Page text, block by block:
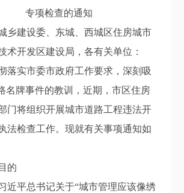
专项检查的通知
建设委、东城、西城区住房城市
术开发区建设局，各有关单位：
实市委市政府工作要求，深刻吸
名牌事件的教训，近期，市区住房
门将组织开展城市道路工程违法开
法检查工作。现就有关事项通知如
的
平总书记关于“城市管理应该像绣